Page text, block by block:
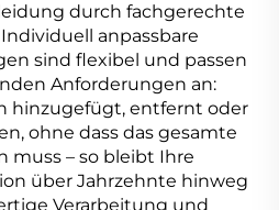
durch fachgerechte
anpassbare
sind flexibel und passen
Anforderungen an:
hinzugefügt, entfernt oder
ohne dass das gesamte
muss – so bleibt Ihre
über Jahrzehnte hinweg
Verarbeitung und